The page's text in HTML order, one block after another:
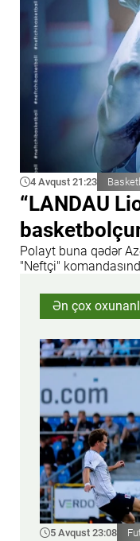
4 Avqust 21:23
“LANDAU
Polayt buna qədər
"Neftçi"
Ən çox
5 Avqust 23:08